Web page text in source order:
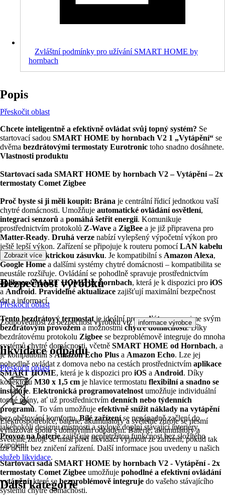
Zvláštní podmínky pro užívání SMART HOME by
hornbach
Popis
Přeskočit oblast
Chcete inteligentně a efektivně ovládat svůj topný systém? Se
startovací sadou SMART HOME by hornbach V2 1 „Vytápění“ se
dvěma bezdrátovými termostaty Eurotronic toho snadno dosáhnete.
Vlastnosti produktu
Startovací sada SMART HOME by hornbach V2 – Vytápění – 2x
termostaty Comet Zigbee
Proč byste si ji měli koupit: Brána je centrální řídicí jednotkou vaší
chytré domácnosti. Umožňuje automatické ovládání osvětlení,
integraci senzorů a pomáhá šetřit energii. Komunikuje
prostřednictvím protokolů Z-Wave a ZigBee a je již připravena pro
Matter-Ready. Druhá verze nabízí vylepšený výpočetní výkon pro
ještě lepší výkon. Zařízení se připojuje k routeru pomocíLAN kabelu
a vyžadujeelektrickou zásuvku. Je kompatibilní s Amazon Alexa,
Google Home a dalšími systémy chytré domácnosti – kompatibilita se
neustále rozšiřuje. Ovládání se pohodlně spravuje prostřednictvím
aplikace SMART HOME by hornbach, která je k dispozici pro iOS
a Android. Pravidelné aktualizace zajišťují maximální bezpečnost
dat a informací.
Tento bezdrátový termostat je ideální proradiátorya zaujme svým
bezdrátovým provozema možnostmichytré domácnosti. Díky
bezdrátovému protokolu Zigbee se bezproblémově integruje do mnoha
systémů chytré domácnosti, včetně SMART HOME od Hornbach, a
je kompatibilní sAmazon Echo Plus a Amazon Echo. Lze jej
pohodlně ovládat z domova nebo na cestách prostřednictvím aplikace
SMART HOME, která je k dispozici pro iOS a Android. Díky
konektoru M30 x 1,5 cm je hlavice termostatu flexibilní a snadno se
instaluje. Elektronická programovatelnost umožňuje individuální
topné plány, ať už prostřednictvím denních nebo týdenních
programů. To vám umožňuje efektivně snížit náklady na vytápění
bez obětování komfortu.Bílé zařízeníse nenápadně začlení do
jakéhokoli designu místnosti a stylově doplní stávající interiéry.
Provoz na bateriezajišťuje nepřetržitou funkčnost bez složitého
zapojení.
Startovací sada SMART HOME by hornbach V2 - Vytápění - 2x
termostaty Comet Zigbee umožňuje pohodlné a efektivní ovládání
vytápění, které sebezproblémově integruje do vašeho stávajícího
systému chytré domácnosti.
Zobrazit více
Bezpečnost výrobků
Přeskočit oblast
Zodpovědnost za bezpečnost výrobku viz informace výrobce .
likvidace odpadu
Přeskočit oblast
Elektrospotřebiče, baterie, akumulátory a světelné zdroje se nesmí
vyhazovat spolu s domovním odpadem. Baterie, akumulátory a
světelné zdroje se musí před likvidací vyjmout ze zařízení, pokud tak
lze učinit bez zničení zařízení. Další informace jsou uvedeny u našich
služeb likvidace.
Další kategorie